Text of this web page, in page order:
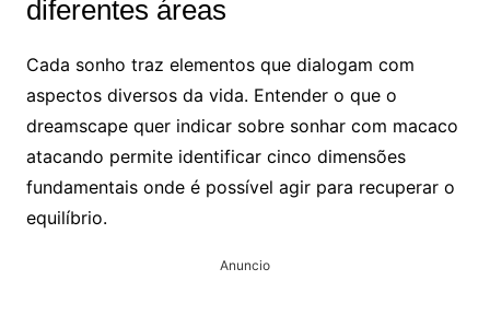
diferentes áreas
Cada sonho traz elementos que dialogam com
aspectos diversos da vida. Entender o que o
dreamscape quer indicar sobre sonhar com macaco
atacando permite identificar cinco dimensões
fundamentais onde é possível agir para recuperar o
equilíbrio.
Anuncio